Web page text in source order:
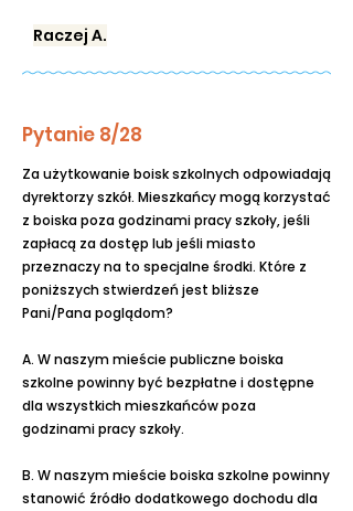
Raczej A.
Pytanie 8/28
Za użytkowanie boisk szkolnych odpowiadają
dyrektorzy szkół. Mieszkańcy mogą korzystać
z boiska poza godzinami pracy szkoły, jeśli
zapłacą za dostęp lub jeśli miasto
przeznaczy na to specjalne środki. Które z
poniższych stwierdzeń jest bliższe
Pani/Pana poglądom?
A. W naszym mieście publiczne boiska
szkolne powinny być bezpłatne i dostępne
dla wszystkich mieszkańców poza
godzinami pracy szkoły.
B. W naszym mieście boiska szkolne powinny
stanowić źródło dodatkowego dochodu dla